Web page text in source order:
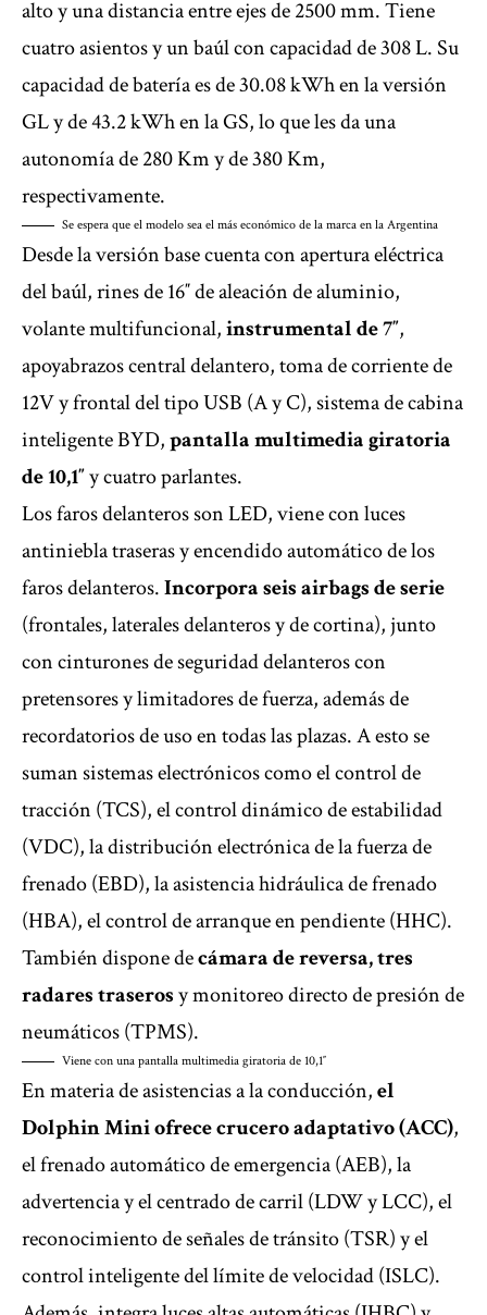
alto y una distancia entre ejes de 2500 mm. Tiene
cuatro asientos y un baúl con capacidad de 308 L. Su
capacidad de batería es de 30.08 kWh en la versión
GL y de 43.2 kWh en la GS, lo que les da una
autonomía de 280 Km y de 380 Km,
respectivamente.
Se espera que el modelo sea el más económico de la marca en la Argentina
Desde la versión base cuenta con apertura eléctrica
del baúl, rines de 16″ de aleación de aluminio,
volante multifuncional,instrumental de 7″,
apoyabrazos central delantero, toma de corriente de
12V y frontal del tipo USB (A y C), sistema de cabina
inteligente BYD,pantalla multimedia giratoria
de 10,1″y cuatro parlantes.
Los faros delanteros son LED, viene con luces
antiniebla traseras y encendido automático de los
faros delanteros.Incorpora seis airbags de serie
(frontales, laterales delanteros y de cortina), junto
con cinturones de seguridad delanteros con
pretensores y limitadores de fuerza, además de
recordatorios de uso en todas las plazas. A esto se
suman sistemas electrónicos como el control de
tracción (TCS), el control dinámico de estabilidad
(VDC), la distribución electrónica de la fuerza de
frenado (EBD), la asistencia hidráulica de frenado
(HBA), el control de arranque en pendiente (HHC).
También dispone decámara de reversa, tres
radares traserosy monitoreo directo de presión de
neumáticos (TPMS).
Viene con una pantalla multimedia giratoria de 10,1″
En materia de asistencias a la conducción,el
Dolphin Mini ofrece crucero adaptativo (ACC),
el frenado automático de emergencia (AEB), la
advertencia y el centrado de carril (LDW y LCC), el
reconocimiento de señales de tránsito (TSR) y el
control inteligente del límite de velocidad (ISLC).